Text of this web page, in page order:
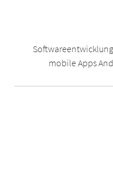
Softwareentwicklung
mobile Apps